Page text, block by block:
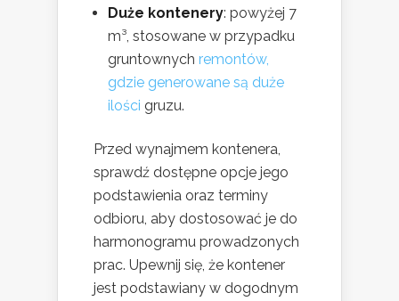
Duże kontenery: powyżej 7
m³, stosowane w przypadku
gruntownych remontów,
gdzie generowane są duże
ilości gruzu.
Przed wynajmem kontenera,
sprawdź dostępne opcje jego
podstawienia oraz terminy
odbioru, aby dostosować je do
harmonogramu prowadzonych
prac. Upewnij się, że kontener
jest podstawiany w dogodnym